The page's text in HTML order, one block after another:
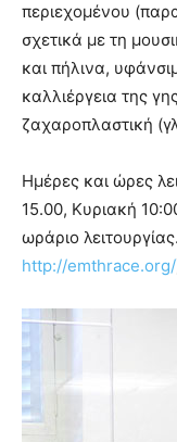
περιεχομένου
σχετικά με τη
και πήλινα,
καλλιέργεια της
ζαχαροπλαστική
Ημέρες και ώρες
15.00, Κυριακή
ωράριο
http://emthrace.org/